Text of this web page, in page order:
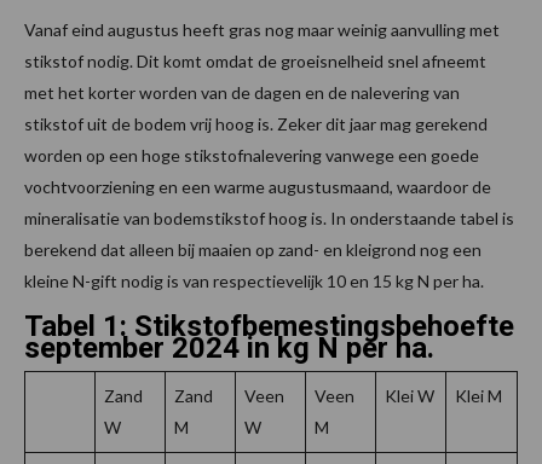
Vanaf eind augustus heeft gras nog maar weinig aanvulling met
stikstof nodig. Dit komt omdat de groeisnelheid snel afneemt
met het korter worden van de dagen en de nalevering van
stikstof uit de bodem vrij hoog is. Zeker dit jaar mag gerekend
worden op een hoge stikstofnalevering vanwege een goede
vochtvoorziening en een warme augustusmaand, waardoor de
mineralisatie van bodemstikstof hoog is. In onderstaande tabel is
berekend dat alleen bij maaien op zand- en kleigrond nog een
kleine N-gift nodig is van respectievelijk 10 en 15 kg N per ha.
Tabel 1: Stikstofbemestingsbehoefte
september 2024 in kg N per ha.
Zand
W
Zand
M
Veen
W
Veen
M
Klei W Klei M